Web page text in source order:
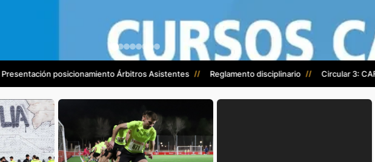
posicionamiento Árbitros Asistentes // Reglamento disciplinario // Circular 3: CAFM